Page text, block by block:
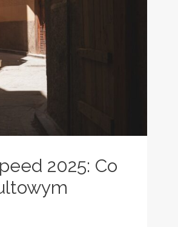
2025: Co